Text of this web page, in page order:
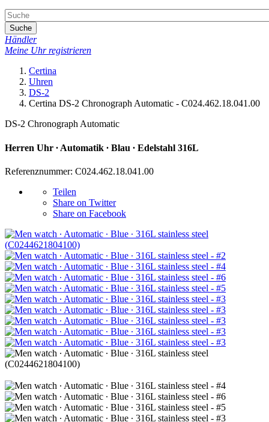
Suche
Händler
Meine Uhr registrieren
Certina
Uhren
DS-2
Certina DS-2 Chronograph Automatic - C024.462.18.041.00
DS-2 Chronograph Automatic
Herren Uhr ∙ Automatik ∙ Blau ∙ Edelstahl 316L
Referenznummer: C024.462.18.041.00
Teilen
Share on Twitter
Share on Facebook